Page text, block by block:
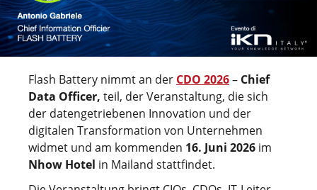
Flash Battery nimmt an der CDO 2026– Chief
Data Officer, teil, der Veranstaltung, die sich
der datengetriebenen Innovation und der
digitalen Transformation von Unternehmen
widmet und am kommenden 16. Juni 2026 im
Nhow Hotel in Mailand stattfindet.